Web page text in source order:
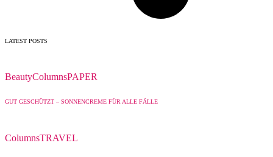
LATEST POSTS
BeautyColumnsPAPER
GUT GESCHÜTZT – SONNENCREME FÜR ALLE FÄLLE
ColumnsTRAVEL